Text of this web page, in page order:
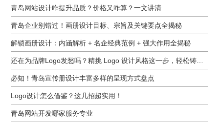
青岛网站设计咋提升品质？价格又咋算？一文讲清
青岛企业别错过！画册设计目标、宗旨及关键要点全揭秘
解锁画册设计：内涵解析 + 名企经典范例 + 强大作用全揭秘
必知！青岛宣传册设计丰富多样的呈现方式盘点
Logo设计怎么借鉴？这几招超实用！
青岛网站开发哪家服务专业